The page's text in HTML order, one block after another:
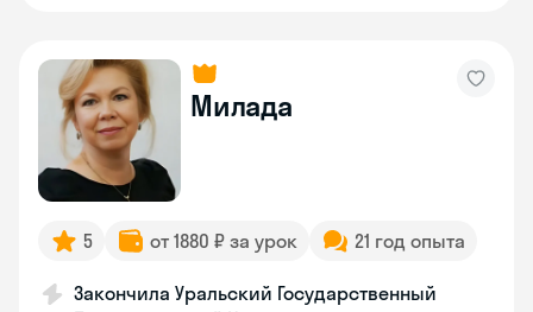
Милада
5 от 1880 ₽ за урок 21 год опыта
Закончила Уральский Государственный